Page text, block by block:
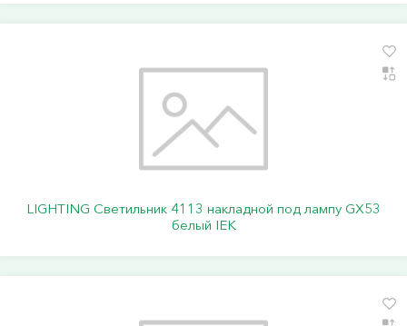
LIGHTING Светильник 4113 накладной под лампу GX53
белый IEK